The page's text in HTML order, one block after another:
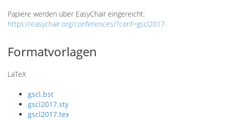
Papiere werden über EasyChair eingereicht:
https://easychair.org/conferences/?conf=gscl2017.
Formatvorlagen
LaTeX
gscl.bst
gscl2017.sty
gscl2017.tex